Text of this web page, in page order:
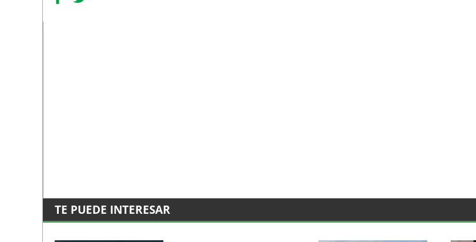
TE PUEDE INTERESAR